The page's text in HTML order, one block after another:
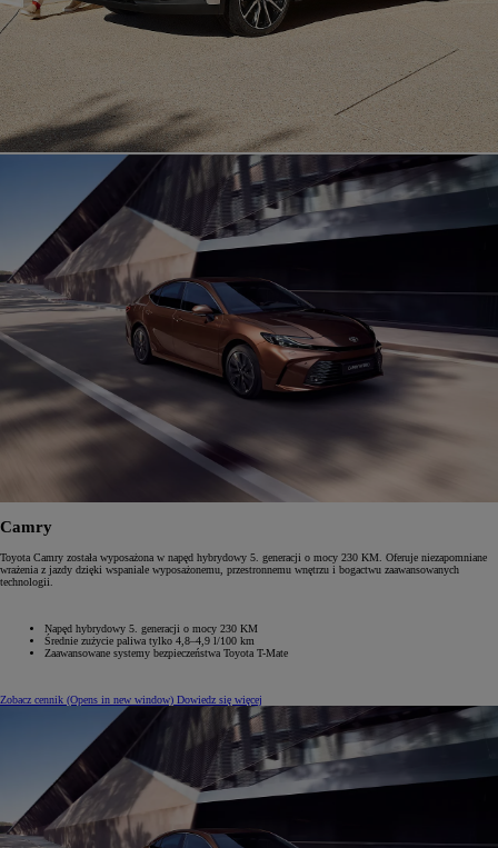
Camry
Toyota Camry została wyposażona w napęd hybrydowy 5. generacji o mocy 230 KM. Oferuje niezapomniane
wrażenia z jazdy dzięki wspaniale wyposażonemu, przestronnemu wnętrzu i bogactwu zaawansowanych
technologii.
Napęd hybrydowy 5. generacji o mocy 230 KM
Średnie zużycie paliwa tylko 4,8–4,9 l/100 km
Zaawansowane systemy bezpieczeństwa Toyota T-Mate
Zobacz cennik (Opens in new window) Dowiedz się więcej